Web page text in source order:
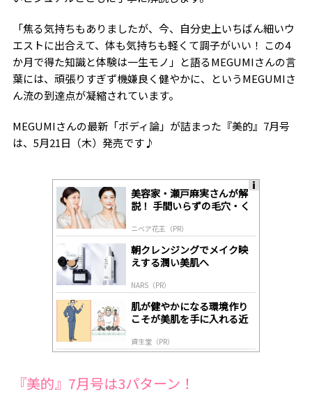
「焦る気持ちもありましたが、今、自分史上いちばん細いウ
エストに出合えて、体も気持ちも軽くて調子がいい！ この4
か月で得た知識と体験は一生モノ」と語るMEGUMIさんの言
葉には、頑張りすぎず機嫌良く健やかに、というMEGUMIさ
ん流の到達点が凝縮されています。
MEGUMIさんの最新「ボディ論」が詰まった『美的』7月号
は、5月21日（木）発売です♪
美容家・瀬戸麻実さんが解
説！ 手間いらずの毛穴・く
ニベア花王（PR）
朝クレンジングでメイク映
えする潤い美肌へ
NARS（PR）
肌が健やかになる環境作り
こそが美肌を手に入れる近
資生堂（PR）
『美的』7月号は3パターン！